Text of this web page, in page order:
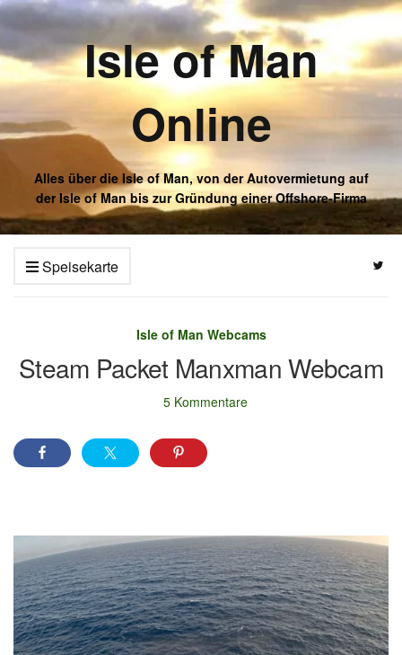
Isle of Man
Online
Alles über die Isle of Man, von der Autovermietung auf
der Isle of Man bis zur Gründung einer Offshore-Firma
Speisekarte
Isle of Man Webcams
Steam Packet Manxman Webcam
5 Kommentare